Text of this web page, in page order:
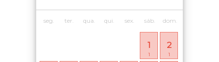
seg. ter. qua. qui. sex. sáb. dom.
1
1
2
1